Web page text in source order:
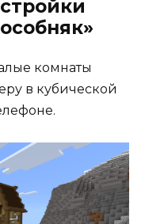
комнаты
в кубической